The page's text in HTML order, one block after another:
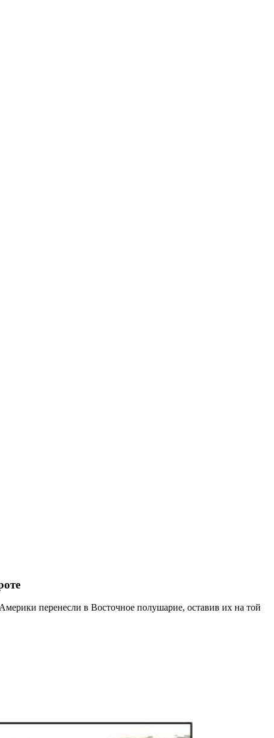
перенесли в Восточное полушарие, оставив их на той